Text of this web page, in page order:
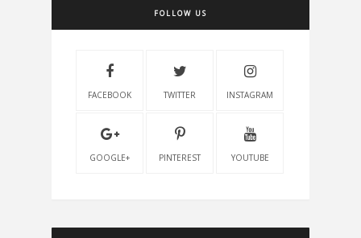
FOLLOW US
FACEBOOK TWITTER INSTAGRAM
GOOGLE+ PINTEREST YOUTUBE